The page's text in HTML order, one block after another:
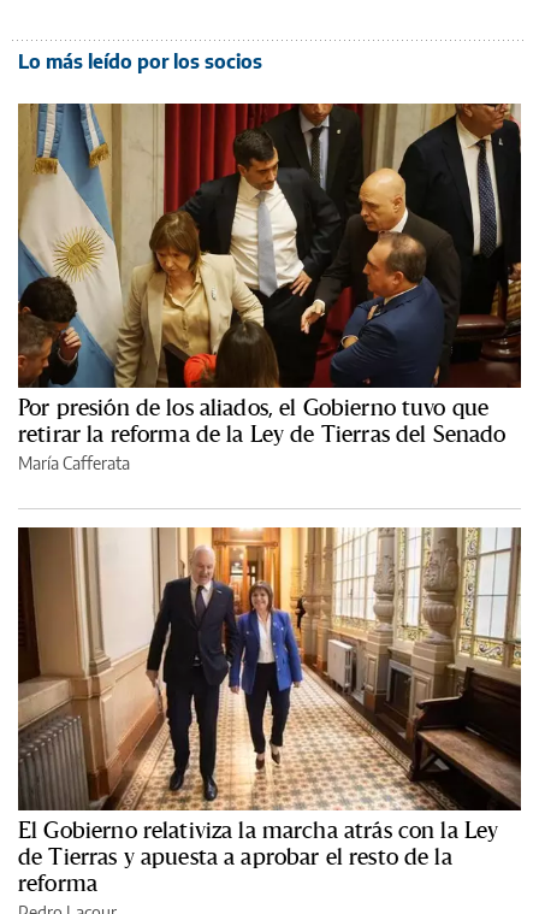
Lo más leído por los socios
Por presión de los aliados, el Gobierno tuvo que
retirar la reforma de la Ley de Tierras del Senado
María Cafferata
El Gobierno relativiza la marcha atrás con la Ley
de Tierras y apuesta a aprobar el resto de la
reforma